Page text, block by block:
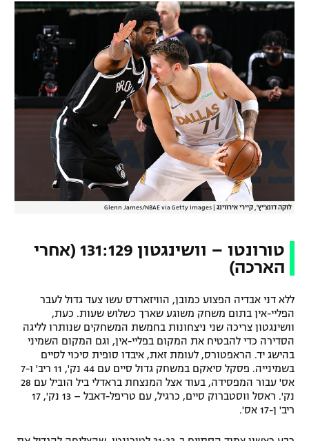
לוקה דונצ'יץ', קיירי אירווינג Glenn James/NBAE via Getty Images
טורונטו – וושינגטון 131:129 (אחרי
הארכה)
ללא דני אבדיה הפצוע כמובן, הוויזארדס עשו צעד גדול לעבר
הפליי-אין בתום משחק משוגע שארך כשלוש שעות. כעת,
וושינגטון צריכה שני ניצחונות בחמשת המשחקים שנותרו לליגה
הסדירה כדי להבטיח את המקום בפליי-אין, וגם המקום השמיני
בהישג יד. הראפטורס, לעומת זאת, איבדו סופית סיכוי לסיים
בשמינייה. פסקל סיאקם במשחק גדול סיים עם 44 נק', 11 ריב' ו-7
אס' עבור המפסידה, בעוד אצל המנצחת בראדלי ביל הוביל עם 28
נק'. ראסל ווסטברוק סיים, כרגיל, עם טריפל-דאבל – 13 נק', 17
ריב' ן-17 אס'.